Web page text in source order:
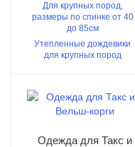
Для крупных пород,
размеры по спинке от 40
до 85см
Утепленные дождевики
для крупных пород
Одежда для Такс и